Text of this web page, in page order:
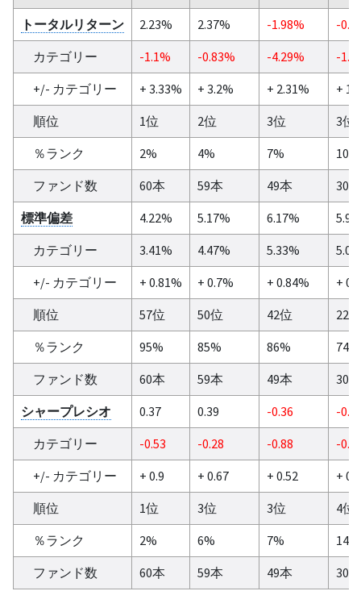
トータルリターン
2.23% 2.37% -1.98%
-
カテゴリー
-1.1% -0.83% -4.29%
-
+/- カテゴリー
+ 3.33% + 3.2% + 2.31%
+
順位
1位 2位 3位
3位
％ランク
2% 4% 7%
10%
ファンド数
60本 59本 49本
30本
標準偏差
4.22% 5.17% 6.17%
カテゴリー
3.41% 4.47% 5.33%
+/- カテゴリー
+ 0.81% + 0.7% + 0.84%
+
順位
57位 50位 42位
22位
％ランク
95% 85% 86%
74%
ファンド数
60本 59本 49本
30本
シャープレシオ
0.37 0.39 -0.36
-
カテゴリー
-0.53 -0.28 -0.88
-
+/- カテゴリー
+ 0.9 + 0.67 + 0.52
+
順位
1位 3位 3位
4位
％ランク
2% 6% 7%
14%
ファンド数
60本 59本 49本 30本